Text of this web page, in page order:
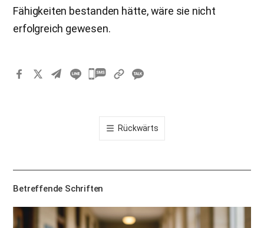
Fähigkeiten bestanden hätte, wäre sie nicht
erfolgreich gewesen.
카
톡
공
기
Rückwärts
Betreffende Schriften